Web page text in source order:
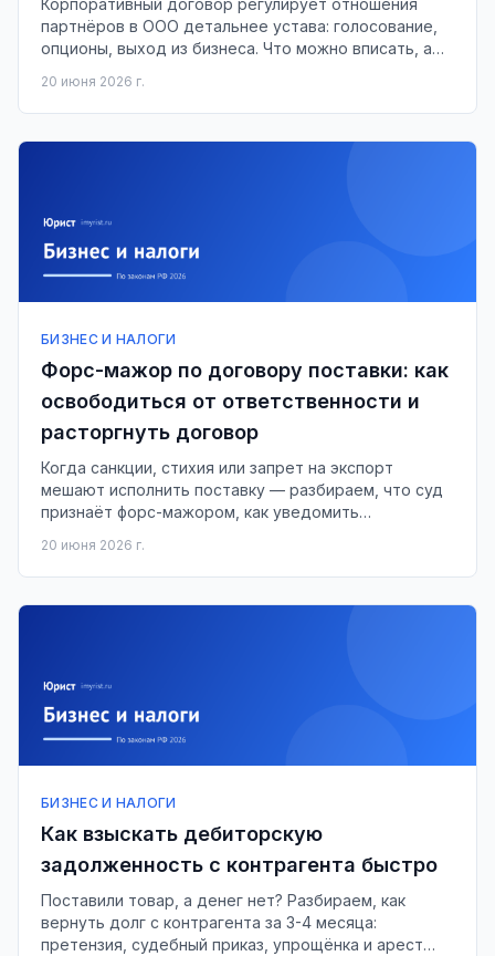
Корпоративный договор регулирует отношения
партнёров в ООО детальнее устава: голосование,
опционы, выход из бизнеса. Что можно вписать, а
20 июня 2026 г.
БИЗНЕС И НАЛОГИ
Форс-мажор по договору поставки: как
освободиться от ответственности и
расторгнуть договор
Когда санкции, стихия или запрет на экспорт
мешают исполнить поставку — разбираем, что суд
признаёт форс-мажором, как уведомить
20 июня 2026 г.
БИЗНЕС И НАЛОГИ
Как взыскать дебиторскую
задолженность с контрагента быстро
Поставили товар, а денег нет? Разбираем, как
вернуть долг с контрагента за 3-4 месяца:
претензия, судебный приказ, упрощёнка и арест